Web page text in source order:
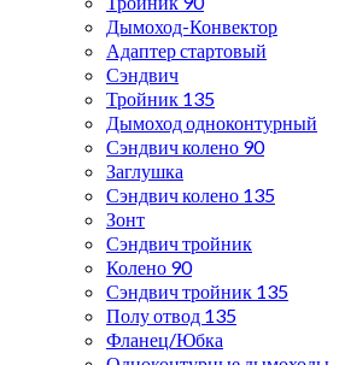
Дымоход-Конвектор
Адаптер стартовый
Сэндвич
Тройник 135
Дымоход одноконтурный
Сэндвич колено 90
Заглушка
Сэндвич колено 135
Зонт
Сэндвич тройник
Колено 90
Сэндвич тройник 135
Полу отвод 135
Фланец/Юбка